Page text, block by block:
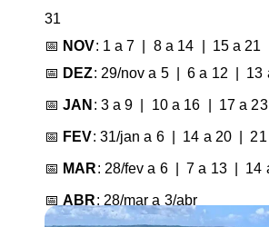
31
📅 NOV: 1 a 7 | 8 a 14 | 15 a 21
📅 DEZ: 29/nov a 5 | 6 a 12 | 13
📅JAN : 3 a 9 | 10 a 16 | 17 a
📅 FEV: 31/jan a 6 | 14 a 20 | 21
📅 MAR: 28/fev a 6 | 7 a 13 | 14
📅ABR: 28/mar a 3/abr